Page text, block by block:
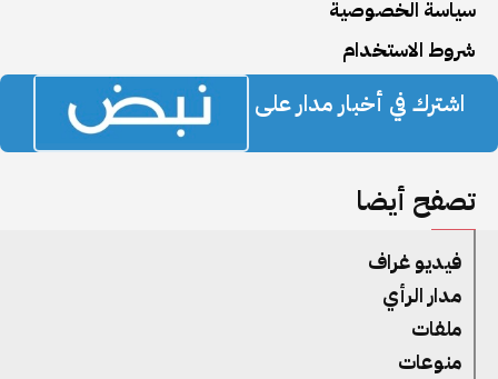
سياسة الخصوصية
شروط الاستخدام
اشترك في أخبار مدار على
تصفح أيضا
فيديو غراف
مدار الرأي
ملفات
منوعات